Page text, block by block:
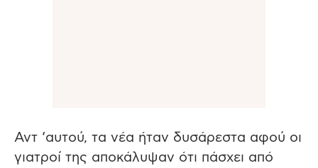
Αντ ‘αυτού, τα νέα ήταν δυσάρεστα αφού οι
γιατροί της αποκάλυψαν ότι πάσχει από